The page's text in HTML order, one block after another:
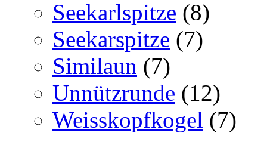
Seekarlspitze (8)
Seekarspitze (7)
Similaun (7)
Unnützrunde (12)
Weisskopfkogel (7)